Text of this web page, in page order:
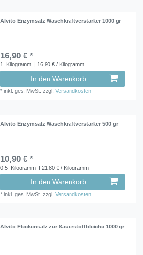
Alvito Enzymsalz Waschkraftverstärker 1000 gr
16,90 € *
1 Kilogramm | 16,90 € / Kilogramm
In den Warenkorb
*inkl. ges. MwSt. zzgl.Versandkosten
Alvito Enzymsalz Waschkraftverstärker 500 gr
10,90 € *
0.5 Kilogramm | 21,80 € / Kilogramm
In den Warenkorb
*inkl. ges. MwSt. zzgl.Versandkosten
Alvito Fleckensalz zur Sauerstoffbleiche 1000 gr